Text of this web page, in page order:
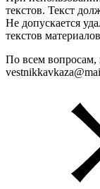
текстов. Текст
Не допускается
текстов
По всем вопросам,